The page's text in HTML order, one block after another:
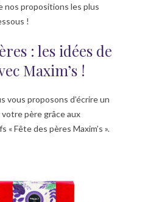
nos propositions les plus
!
: les idées de
Maxim’s !
vous proposons d’écrire un
père grâce aux
« Fête des pères Maxim’s ».